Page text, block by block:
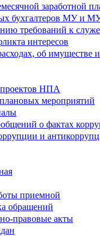
заработной
бухгалтеров МУ и
требований к
интересов
об имуществе
НПА
мероприятий
о фактах
и
приемной
обращений
правовые акты